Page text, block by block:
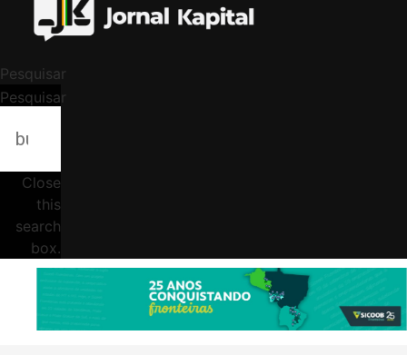
Pesquisar
Pesquisar
Close
this
search
box.